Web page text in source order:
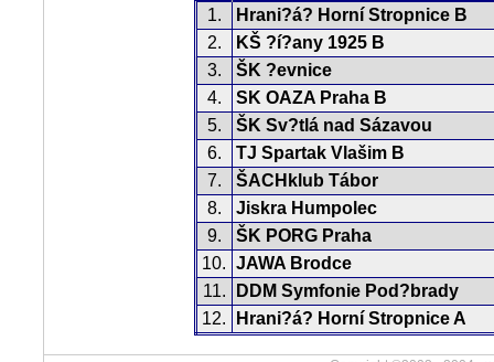
1.
Hrani?á? Horní Stropnice B
2.
KŠ ?í?any 1925 B
3.
ŠK ?evnice
4.
SK OAZA Praha B
5.
ŠK Sv?tlá nad Sázavou
6.
TJ Spartak Vlašim B
7.
ŠACHklub Tábor
8.
Jiskra Humpolec
9.
ŠK PORG Praha
10. JAWA Brodce
11.
DDM Symfonie Pod?brady
12.
Hrani?á? Horní Stropnice A